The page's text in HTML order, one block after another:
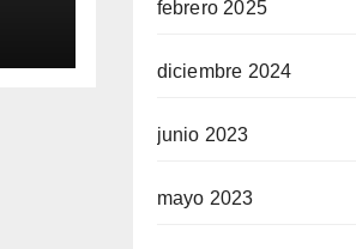
febrero 2025
diciembre 2024
junio 2023
mayo 2023